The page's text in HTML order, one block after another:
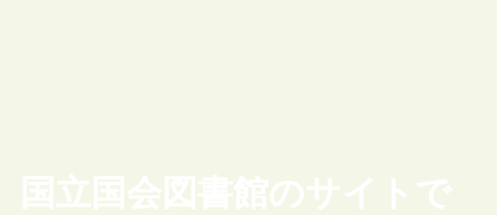
国立国会図書館のサイトで